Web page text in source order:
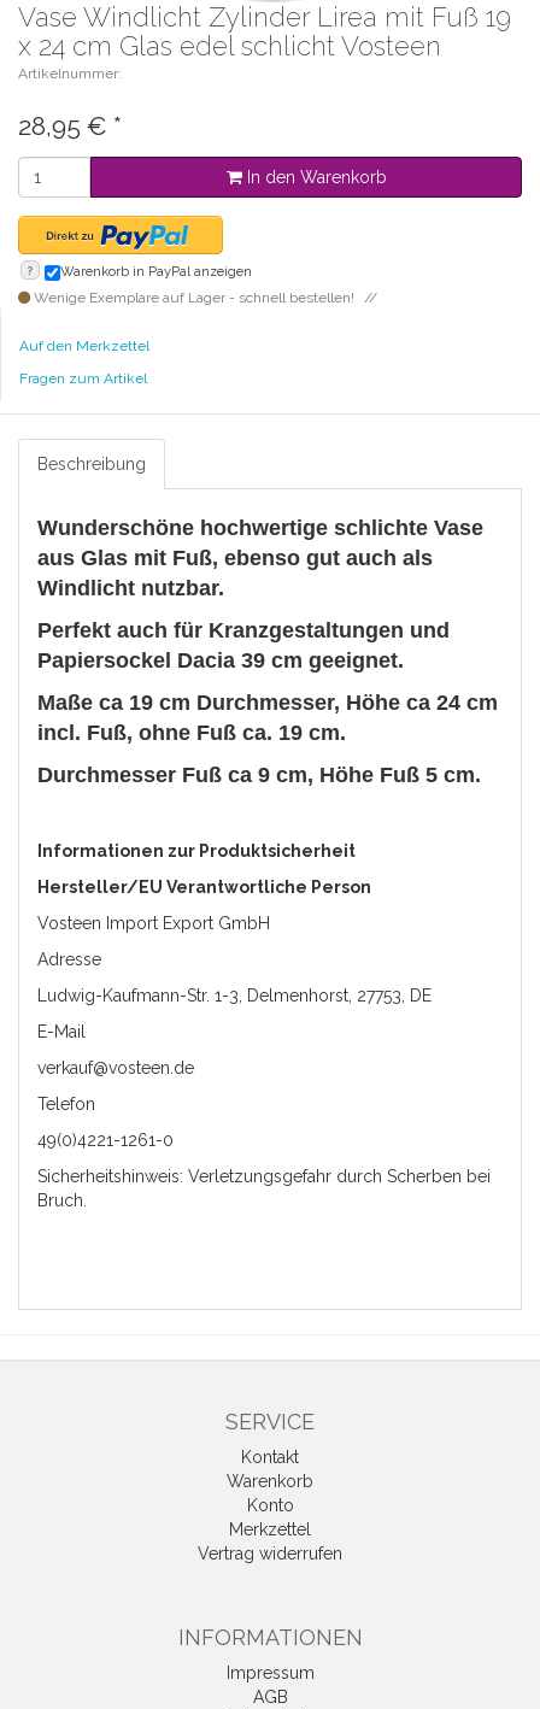
Vase Windlicht Zylinder Lirea mit Fuß 19
x 24 cm Glas edel schlicht Vosteen
Artikelnummer:
28,95 € *
In den Warenkorb
? Warenkorb in PayPal anzeigen
Wenige Exemplare auf Lager - schnell bestellen!
Auf den Merkzettel
Fragen zum Artikel
Beschreibung
Wunderschöne hochwertige schlichte Vase
aus Glas mit Fuß, ebenso gut auch als
Windlicht nutzbar.
Perfekt auch für Kranzgestaltungen und
Papiersockel Dacia 39 cm geeignet.
Maße ca 19 cm Durchmesser, Höhe ca 24 cm
incl. Fuß, ohne Fuß ca. 19 cm.
Durchmesser Fuß ca 9 cm, Höhe Fuß 5 cm.
Informationen zur Produktsicherheit
Hersteller/EU Verantwortliche Person
Vosteen Import Export GmbH
Adresse
Ludwig-Kaufmann-Str. 1-3, Delmenhorst, 27753, DE
E-Mail
verkauf@vosteen.de
Telefon
49(0)4221-1261-0
Sicherheitshinweis: Verletzungsgefahr durch Scherben bei
Bruch.
SERVICE
Kontakt
Warenkorb
Konto
Merkzettel
Vertrag widerrufen
INFORMATIONEN
Impressum
AGB